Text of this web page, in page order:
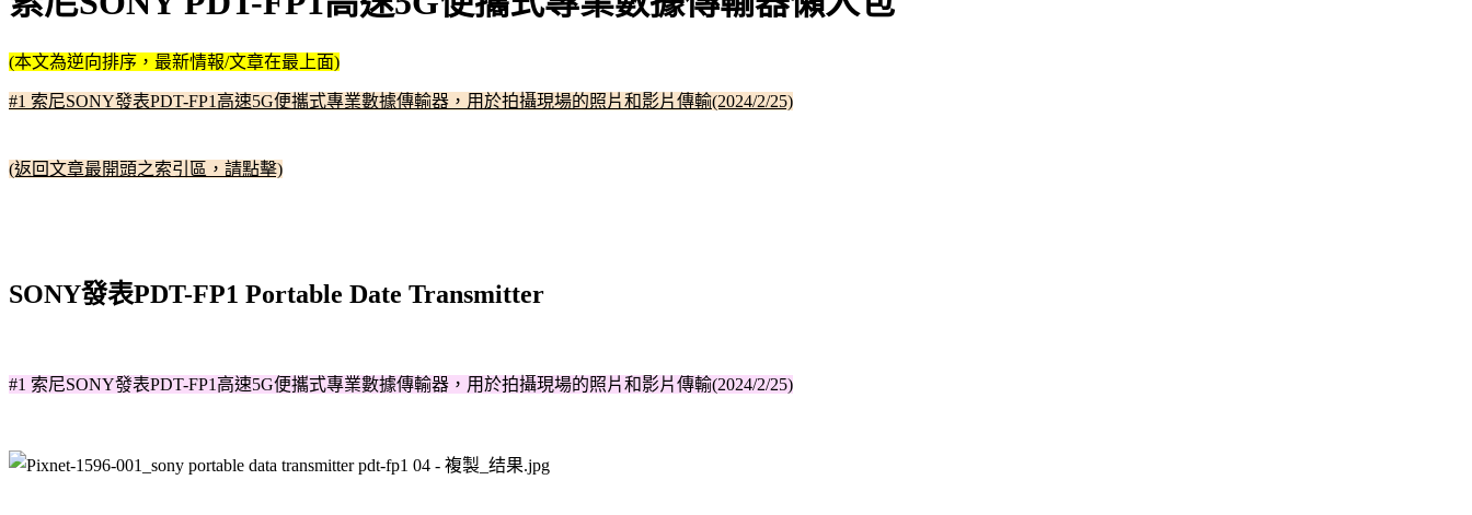
(本文為逆向排序，最新情報/文章在最上面)
#1 索尼SONY發表PDT-FP1高速5G便攜式專業數據傳輸器，用於拍攝現場的照片和影片傳輸(2024/2/25)
(返回文章最開頭之索引區，請點擊)
SONY發表PDT-FP1 Portable Date Transmitter
#1 索尼SONY發表PDT-FP1高速5G便攜式專業數據傳輸器，用於拍攝現場的照片和影片傳輸(2024/2/25)